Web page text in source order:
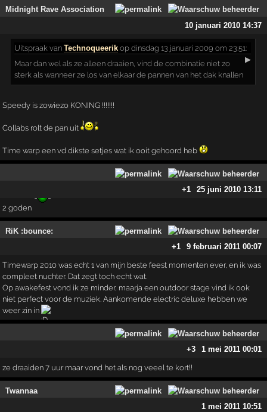
Midnight Rave Association
10 januari 2010 14:37
Uitspraak vanTechnoqueerik op dinsdag 13 januari 2009 om 23:51:
▶
Maar dan wel als ze alleen draaien, vind de combinatie niet zo
sterk als wanneer ze los van elkaar de pannen van het dak knallen
Speedy is zowiezo KONING !!!!!!!
Collabs rolt de pan uit
Time warp een vd dikste setjes wat ik ooit gehoord heb
+1 25 juni 2010 13:11
2 goden
RiK :bounce:
+1
9 februari 2011 00:07
Timewarp 2010 was echt 1 van mijn beste feest momenten ever, en ik was
compleet nuchter. Dat zegt toch echt wat.
Op awakefest vond ik ze minder, maarja een outdoor stage vind ik ook
niet perfect voor de muziek. Aankomende electric deluxe hebben we
weer zin in
+3 1 mei 2011 00:01
ze draaiden 7 uur maar vond het als nog veeel te kort!!
Twannaa
1 mei 2011 10:51